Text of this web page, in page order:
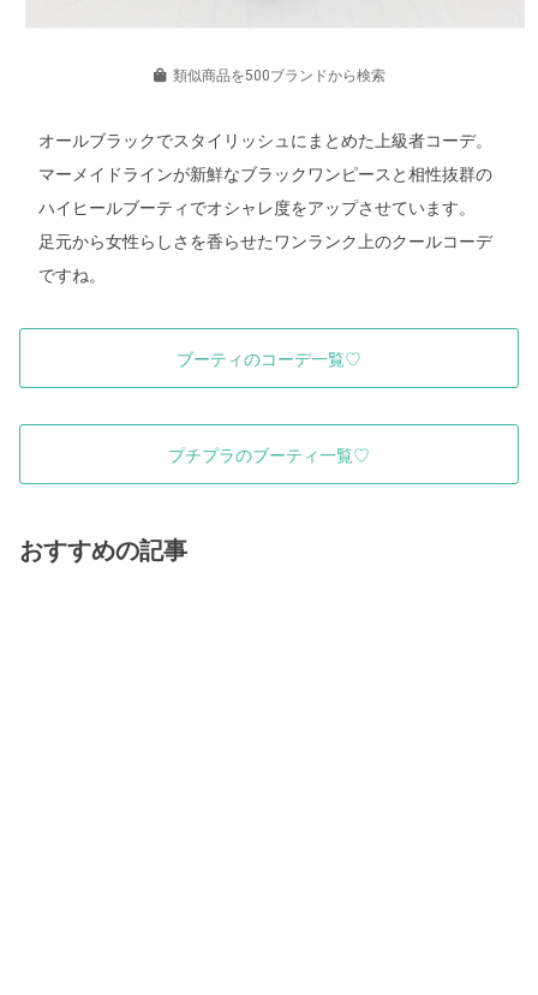
類似商品を500ブランドから検索
オールブラックでスタイリッシュにまとめた上級者コーデ。
マーメイドラインが新鮮なブラックワンピースと相性抜群の
ハイヒールブーティでオシャレ度をアップさせています。
足元から女性らしさを香らせたワンランク上のクールコーデ
ですね。
ブーティのコーデ一覧♡
プチプラのブーティ一覧♡
おすすめの記事